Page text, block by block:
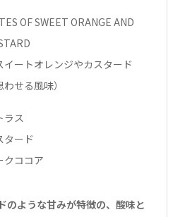
OF SWEET ORANGE AND
イートオレンジやカスタード
わせる風味）
ラス
タード
クココア
のような甘みが特徴の、酸味と